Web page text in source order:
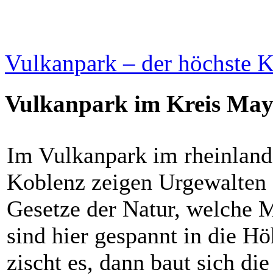
Vulkanpark – der höchste
Vulkanpark im Kreis
Im Vulkanpark im
Koblenz zeigen
Gesetze der Natur, welche
sind hier gespannt in die
zischt es, dann baut sich